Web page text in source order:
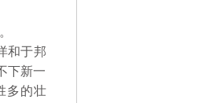
和于邦
下新一
多的壮